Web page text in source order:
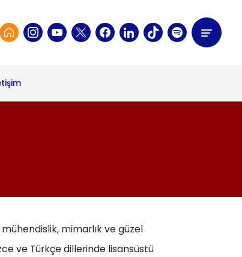
mimarlık ve güzel
ve Türkçe dillerinde lisansüstü